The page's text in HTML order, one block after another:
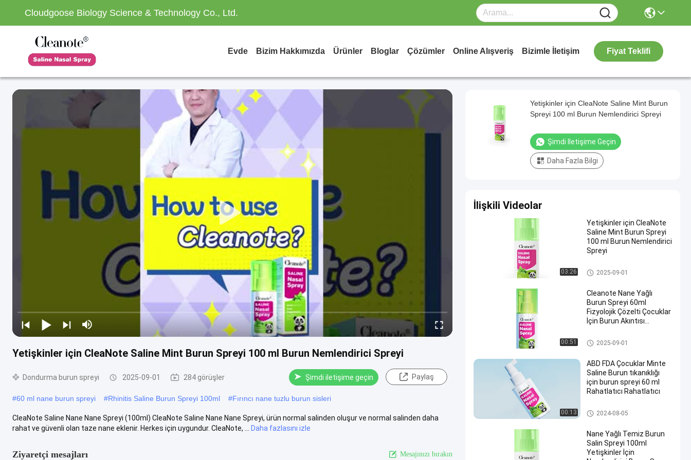
Cloudgoose Biology Science & Technology Co., Ltd.
Evde Bizim Hakkımızda Ürünler Bloglar Çözümler Online Alışveriş Bizimle İletişim Fiyat Teklifi
Yetişkinler için CleaNote Saline Mint Burun Spreyi 100 ml Burun Nemlendirici Spreyi
Dondurma burun spreyi 2025-09-01 284 görüşler Şimdi iletişime geçin Paylaş
#60 ml nane burun spreyi #Rhinitis Saline Burun Spreyi 100ml #Fırıncı nane tuzlu burun sisleri
CleaNote Saline Nane Nane Spreyi (100ml) CleaNote Saline Nane Nane Spreyi, ürün normal salinden oluşur ve normal salinden daha
rahat ve güvenli olan taze nane eklenir. Herkes için uygundur. CleaNote, ...
Daha fazlasını izle
Ziyaretçi mesajları Mesajınızı bırakın
Yetişkinler için CleaNote Saline Mint Burun
Spreyi 100 ml Burun Nemlendirici Spreyi
Şimdi Iletişime Geçin
Daha Fazla Bilgi
İlişkili Videolar
03:26
Yetişkinler için CleaNote
Saline Mint Burun Spreyi
100 ml Burun Nemlendirici
Spreyi
Dondurma burun spreyi
2025-09-01
00:51
Cleanote Nane Yağlı
Burun Spreyi 60ml
Fizyolojik Çözelti Çocuklar
İçin Burun Akıntısı
Dondurma burun spreyi
2025-09-01
00:13
ABD FDA Çocuklar Minte
Saline Burun tıkanıklığı
için burun spreyi 60 ml
Rahatlatıcı Rahatlatıcı
Karışıklık için tuzlu burun spre
yi
2024-08-05
Nane Yağlı Temiz Burun
Salin Spreyi 100ml
Yetişkinler İçin